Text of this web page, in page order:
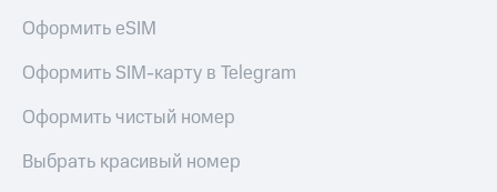
Оформить eSIM
Оформить SIM-карту в Telegram
Оформить чистый номер
Выбрать красивый номер